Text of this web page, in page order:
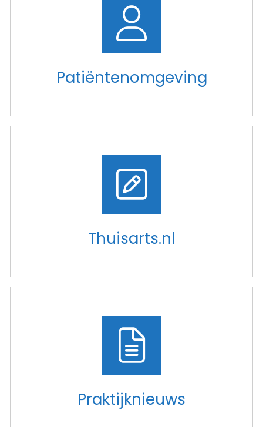
Patiëntenomgeving
Thuisarts.nl
Praktijknieuws